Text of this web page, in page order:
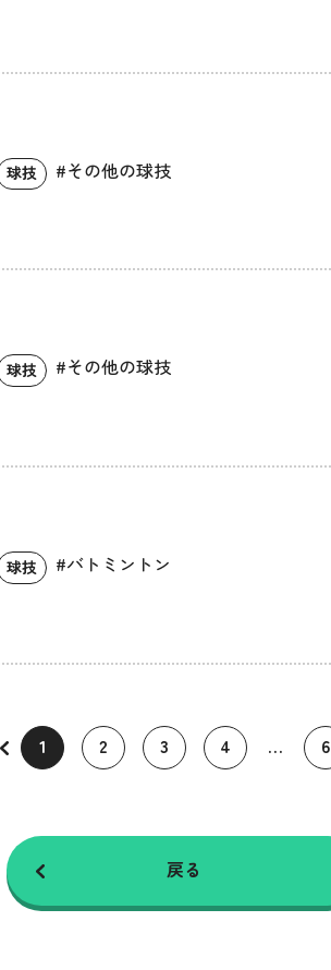
球技 #その他の球技
球技 #その他の球技
球技 #バトミントン
1 2 3 4 … 6
戻る